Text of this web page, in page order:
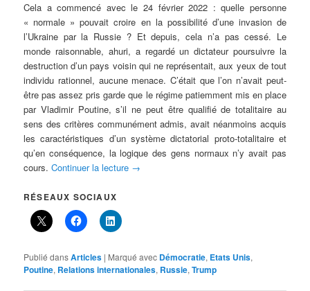
Cela a commencé avec le 24 février 2022 : quelle personne
« normale » pouvait croire en la possibilité d’une invasion de
l’Ukraine par la Russie ? Et depuis, cela n’a pas cessé. Le
monde raisonnable, ahuri, a regardé un dictateur poursuivre la
destruction d’un pays voisin qui ne représentait, aux yeux de tout
individu rationnel, aucune menace. C’était que l’on n’avait peut-
être pas assez pris garde que le régime patiemment mis en place
par Vladimir Poutine, s’il ne peut être qualifié de totalitaire au
sens des critères communément admis, avait néanmoins acquis
les caractéristiques d’un système dictatorial proto-totalitaire et
qu’en conséquence, la logique des gens normaux n’y avait pas
cours.Continuer la lecture →
RÉSEAUX SOCIAUX
Publié dansArticles | Marqué avec Démocratie, Etats Unis,
Poutine, Relations internationales, Russie,Trump